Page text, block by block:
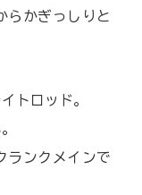
らかぎっしりと
トロッド。
ランクメインで